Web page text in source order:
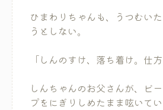
ひまわりちゃんも、うつむい
うとしない。
「しんのすけ、落ち着け。仕
しんちゃんのお父さんが、ビ
プをにぎりしめたまま呟いてい